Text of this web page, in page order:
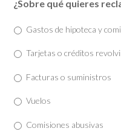
¿Sobre qué quieres
Gastos de hipoteca y
Tarjetas o créditos
Facturas o suministros
Vuelos
Comisiones abusivas